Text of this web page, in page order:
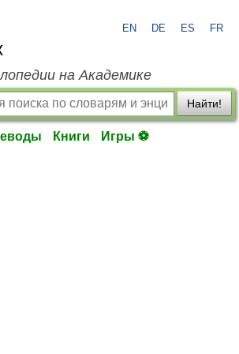
EN DE ES FR
на Академике
Найти!
Книги Игры ⚽